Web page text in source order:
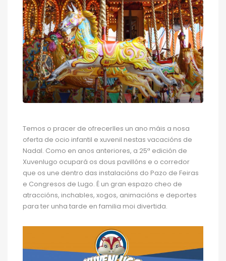
Temos o pracer de ofrecerlles un ano máis a nosa
oferta de ocio infantil e xuvenil nestas vacacións de
Nadal. Como en anos anteriores, a 25ª edición de
Xuvenlugo ocupará os dous pavillóns e o corredor
que os une dentro das instalacións do Pazo de Feiras
e Congresos de Lugo. É un gran espazo cheo de
atraccións, inchables, xogos, animacións e deportes
para ter unha tarde en familia moi divertida.